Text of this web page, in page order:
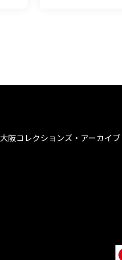
大阪コレクションズ・アーカイブ